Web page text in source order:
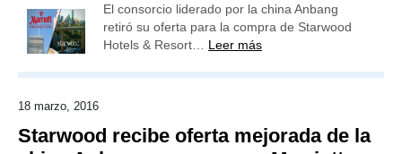
El consorcio liderado por la china Anbang
retiró su oferta para la compra de Starwood
Hotels & Resort… Leer más
18 marzo, 2016
Starwood recibe oferta mejorada de la